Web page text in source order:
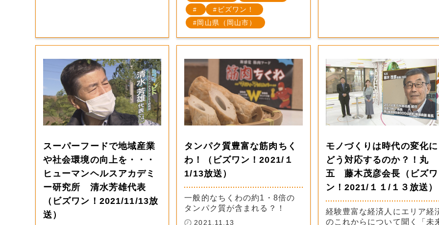
ビズワン！
岡山県（岡山市）
スーパーフードで地域産業
や社会環境の向上を・・・
ヒューマンヘルスアカデミ
ー研究所 清水芳雄代表
（ビズワン！2021/11/13放
送）
タンパク質豊富な筋肉ちく
わ！（ビズワン！2021/１
1/13放送）
一般的なちくわの約1・8倍の
タンパク質が含まれる？！
2021.11.13
モノづくりは時代の変化に
どう対応するのか？！丸
五 藤木茂彦会長（ビズワ
ン！2021/１１/１３放送）
経験豊富な経済人にエリア経
のこれからについて聞く「未